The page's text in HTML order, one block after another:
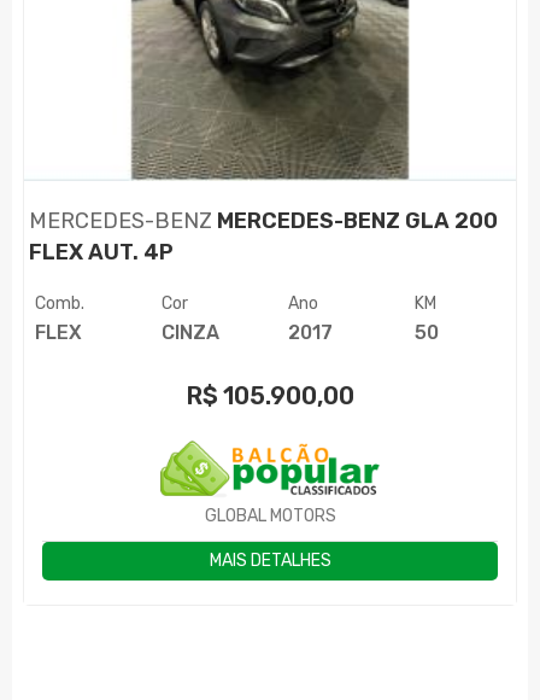
MERCEDES-BENZ MERCEDES-BENZ GLA 200
FLEX AUT. 4P
Comb.
FLEX
Cor
CINZA
Ano
2017
KM
50
R$ 105.900,00
GLOBAL MOTORS
MAIS DETALHES